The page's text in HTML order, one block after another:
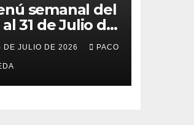
semanal del
al 31 de Julio de
DE JULIO DE 2026 PACO